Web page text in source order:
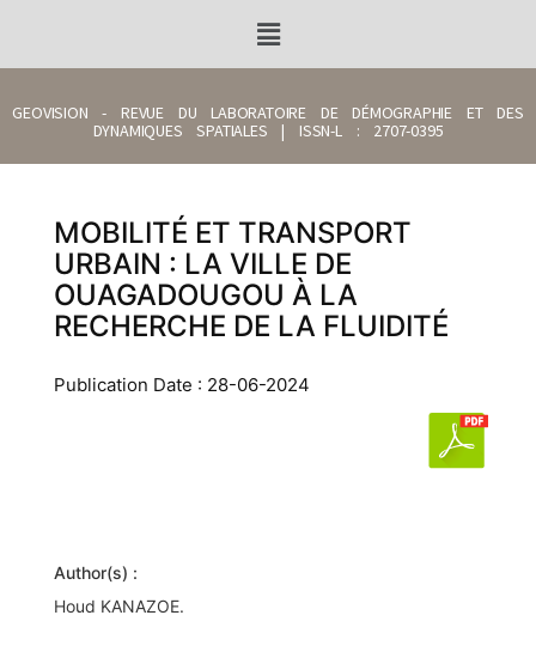
GEOVISION - REVUE DU LABORATOIRE DE DÉMOGRAPHIE ET DES
DYNAMIQUES SPATIALES | ISSN-L : 2707-0395
MOBILITÉ ET TRANSPORT
URBAIN : LA VILLE DE
OUAGADOUGOU À LA
RECHERCHE DE LA FLUIDITÉ
Publication Date : 28-06-2024
Author(s) :
Houd KANAZOE.